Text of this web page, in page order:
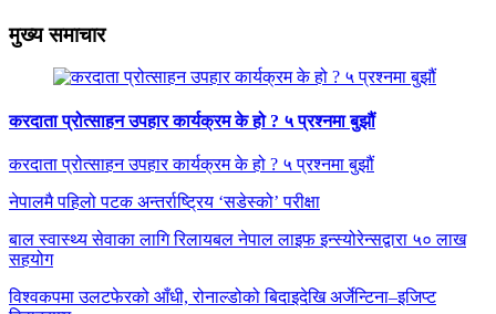
मुख्य समाचार
करदाता प्रोत्साहन उपहार कार्यक्रम के हो ? ५ प्रश्नमा बुझौं
करदाता प्रोत्साहन उपहार कार्यक्रम के हो ? ५ प्रश्नमा बुझौं
नेपालमै पहिलो पटक अन्तर्राष्ट्रिय ‘सडेस्को’ परीक्षा
बाल स्वास्थ्य सेवाका लागि रिलायबल नेपाल लाइफ इन्स्योरेन्सद्वारा ५० लाख
सहयोग
विश्वकपमा उलटफेरको आँधी, रोनाल्डोको बिदाइदेखि अर्जेन्टिना–इजिप्ट